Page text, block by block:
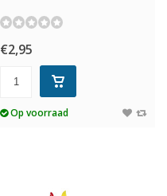
€2,95
Op voorraad